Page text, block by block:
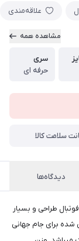
علاقه‌مندی
مشاهده همه
سری
حرفه ای
سلامت کالا
دیدگاه‌ها
و مسابقات فوتبال طراحی و بسیار
برای جام جهانی